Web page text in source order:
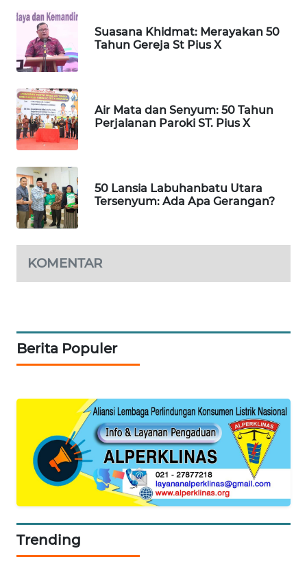
Suasana Khidmat: Merayakan 50
Tahun Gereja St Pius X
Air Mata dan Senyum: 50 Tahun
Perjalanan Paroki ST. Pius X
50 Lansia Labuhanbatu Utara
Tersenyum: Ada Apa Gerangan?
KOMENTAR
Berita Populer
Trending
NEWS
KRT
NEWS
KARING
NEWS
MARITIM
HUMBANG
NEWS
GARONGGANG
ENERGI
BERKAT
NEWS